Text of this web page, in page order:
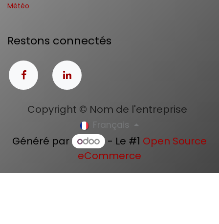
Météo
Restons connectés
Copyright © Nom de l'entreprise
Français
Généré par - Le #1 Open Source
eCommerce